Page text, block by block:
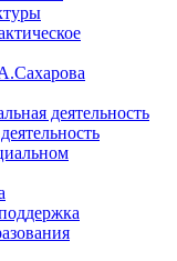
деятельность